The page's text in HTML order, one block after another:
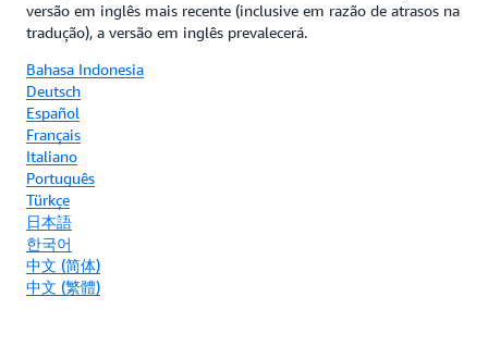
versão em inglês mais recente (inclusive em razão de atrasos na
tradução), a versão em inglês prevalecerá.
Bahasa Indonesia
Deutsch
Español
Français
Italiano
Português
Türkçe
日本語
한국어
中文 (简体)
中文 (繁體)